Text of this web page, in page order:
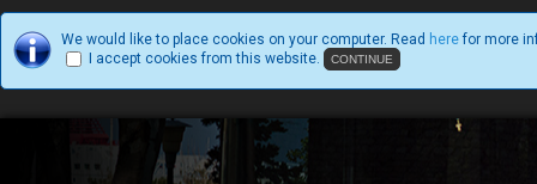
We would like to place cookies on your computer. Read here for more
I accept cookies from this website.